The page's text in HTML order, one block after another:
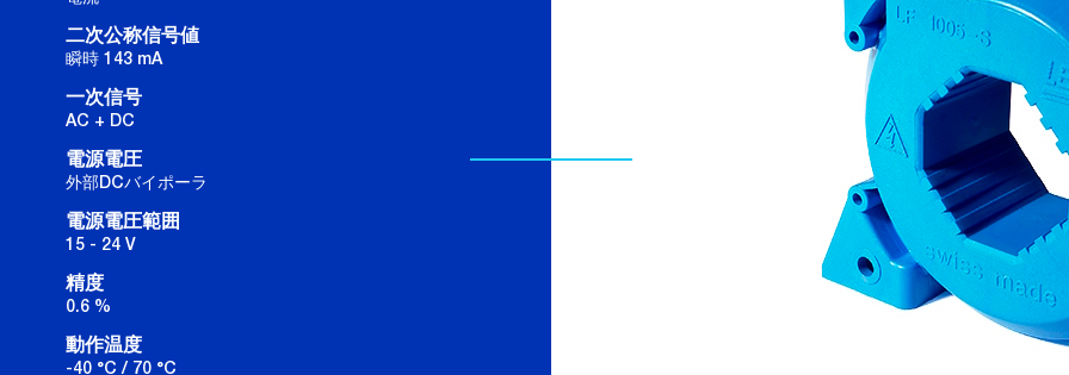
二次公称信号値
瞬時 143 mA
一次信号
AC + DC
電源電圧
外部DCバイポーラ
電源電圧範囲
15 - 24 V
精度
0.6 %
動作温度
-40 °C / 70 °C